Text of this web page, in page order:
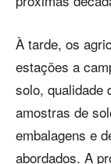
À tarde, os
estações a
solo, qualidade
amostras de
embalagens e
abordados. A